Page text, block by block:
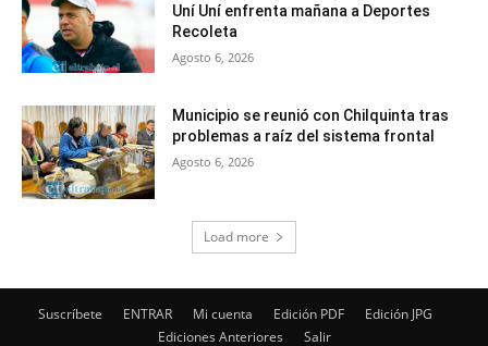
Uní Uní enfrenta mañana a Deportes
Recoleta
Agosto 6, 2026
Municipio se reunió con Chilquinta tras
problemas a raíz del sistema frontal
Agosto 6, 2026
Load more
Suscríbete ENTRAR Mi cuenta Edición PDF
Edición JPG
Ediciones Anteriores
Salir